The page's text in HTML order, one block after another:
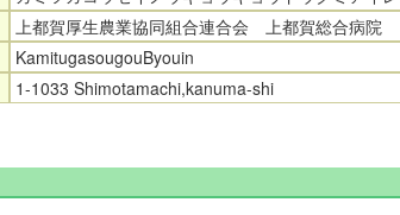
上都賀厚生農業協同組合連合会 上都賀総合病院
KamitugasougouByouin
1-1033 Shimotamachi,kanuma-shi